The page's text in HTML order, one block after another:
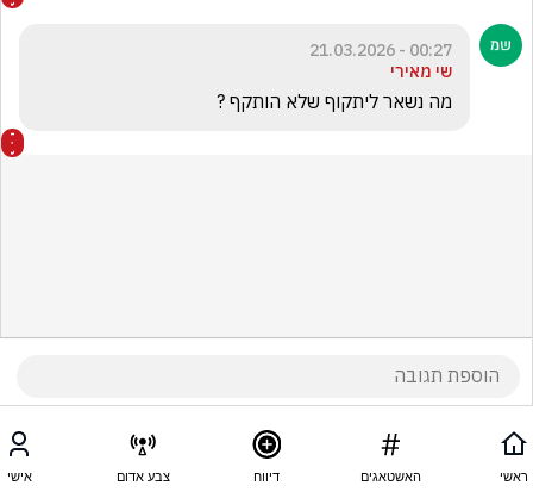
00:27 - 21.03.2026
שי מאירי
מה נשאר ליתקוף שלא הותקף ?
ראשי האשטאגים דיווח צבע אדום אישי